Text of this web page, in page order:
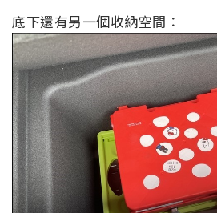
底下還有另一個收納空間：